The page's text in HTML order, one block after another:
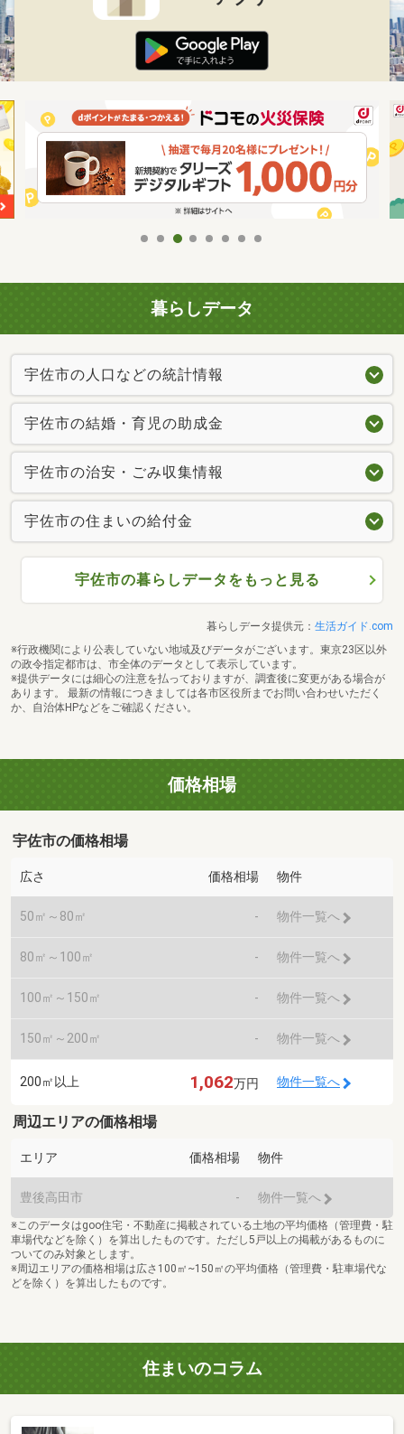
暮らしデータ
宇佐市の人口などの統計情報
宇佐市の結婚・育児の助成金
宇佐市の治安・ごみ収集情報
宇佐市の住まいの給付金
宇佐市の暮らしデータをもっと見る
暮らしデータ提供元： 生活ガイド.com
※行政機関により公表していない地域及びデータがございます。東京23区以外
の政令指定都市は、市全体のデータとして表示しています。
※提供データには細心の注意を払っておりますが、調査後に変更がある場合が
あります。 最新の情報につきましては各市区役所までお問い合わせいただく
か、自治体HPなどをご確認ください。
価格相場
宇佐市の価格相場
広さ 価格相場 物件
50㎡～80㎡ - 物件一覧へ
80㎡～100㎡ - 物件一覧へ
100㎡～150㎡ - 物件一覧へ
150㎡～200㎡ - 物件一覧へ
200㎡以上 1,062万円 物件一覧へ
周辺エリアの価格相場
エリア 価格相場 物件
豊後高田市 - 物件一覧へ
※このデータはgoo住宅・不動産に掲載されている土地の平均価格（管理費・駐
車場代などを除く）を算出したものです。ただし5戸以上の掲載があるものに
ついてのみ対象とします。
※周辺エリアの価格相場は広さ100㎡~150㎡の平均価格（管理費・駐車場代な
どを除く）を算出したものです。
住まいのコラム